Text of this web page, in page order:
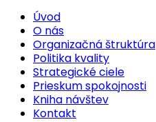
Úvod
O nás
Organizačná štruktúra
Politika kvality
Strategické ciele
Prieskum spokojnosti
Kniha návštev
Kontakt